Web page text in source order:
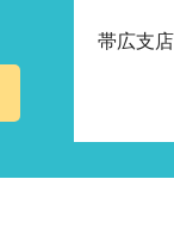
帯広支店